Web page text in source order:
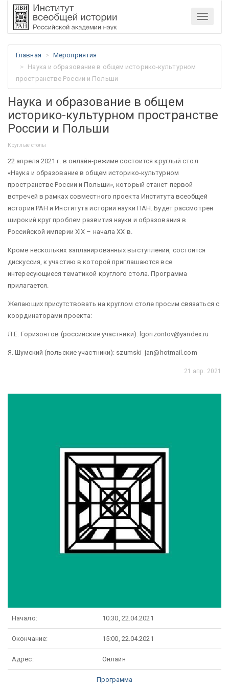
Меню
Главная
Мероприятия
Наука и образование в общем историко-культурном
пространстве России и Польши
Наука и образование в общем
историко-культурном пространстве
России и Польши
Круглые столы
22 апреля 2021 г. в онлайн-режиме состоится круглый стол
«Наука и образование в общем историко-культурном
пространстве России и Польши», который станет первой
встречей в рамках совместного проекта Института всеобщей
истории РАН и Института истории науки ПАН. Будет рассмотрен
широкий круг проблем развития науки и образования в
Российской империи XIX – начала XX в.
Кроме нескольких запланированных выступлений, состоится
дискуссия, к участию в которой приглашаются все
интересующиеся тематикой круглого стола. Программа
прилагается.
Желающих присутствовать на круглом столе просим связаться с
координаторами проекта:
Л.Е. Горизонтов (российские участники): lgorizontov@yandex.ru
Я. Шумский (польские участники): szumski_jan@hotmail.com
21 апр. 2021
Начало: 10:30, 22.04.2021
Окончание: 15:00, 22.04.2021
Адрес: Онлайн
Программа